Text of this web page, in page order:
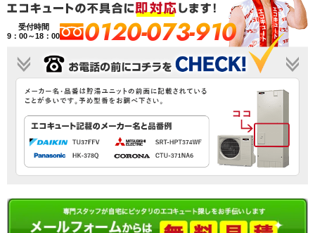
受付時間
9：00～18：00
0120-073-910